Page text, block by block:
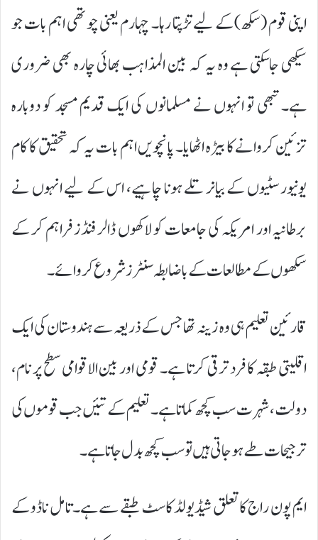
اپنی قوم (سکھ) کے لیے تڑپتا رہا۔ چہارم یعنی چوتھی اہم بات جو
سیکھی جاسکتی ہے وہ یہ کہ بین المذاہب بھائی چارہ بھی ضروری
ہے۔ تبھی تو انہوں نے مسلمانوں کی ایک قدیم مسجد کو دوبارہ
تزئین کروانے کا بیڑہ اٹھایا۔ پانچویں اہم بات یہ کہ تحقیق کا کام
یونیورسٹیوں کے بیانر تلے ہونا چاہیے، اس کے لیے انہوں نے
برطانیہ اور امریکہ کی جامعات کو لاکھوں ڈالر فنڈز فراہم کر کے
سکھوں کے مطالعات کے باضابطہ سنٹرز شروع کروائے۔
قارئین تعلیم ہی وہ زینہ تھا جس کے ذریعہ سے ہندوستان کی ایک
اقلیتی طبقہ کا فرد ترقی کرتا ہے۔ قومی اور بین الاقوامی سطح پر نام،
دولت، شہرت سب کچھ کماتا ہے۔ تعلیم کے تئیں جب قوموں کی
ترجیحات طے ہوجاتی ہیں تو سب کچھ بدل جاتا ہے۔
ایم پون راج کا تعلق شیڈیولڈ کاسٹ طبقے سے ہے۔ تامل ناڈو کے